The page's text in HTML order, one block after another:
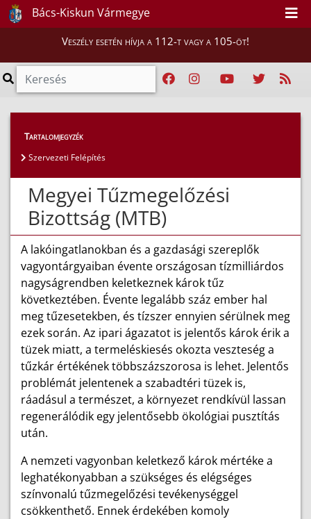
Bács-Kiskun Vármegye
Veszély esetén hívja a 112-t vagy a 105-öt!
Magunkról
Tartalomjegyzék
Szervezeti Felépítés
Megyei Tűzmegelőzési
Bizottság (MTB)
A lakóingatlanokban és a gazdasági szereplők
vagyontárgyaiban évente országosan tízmilliárdos
nagyságrendben keletkeznek károk tűz
következtében. Évente legalább száz ember hal
meg tűzesetekben, és tízszer ennyien sérülnek meg
ezek során. Az ipari ágazatot is jelentős károk érik a
tüzek miatt, a termeléskiesés okozta veszteség a
tűzkár értékének többszázszorosa is lehet. Jelentős
problémát jelentenek a szabadtéri tüzek is,
ráadásul a természet, a környezet rendkívül lassan
regenerálódik egy jelentősebb ökológiai pusztítás
után.
A nemzeti vagyonban keletkező károk mértéke a
leghatékonyabban a szükséges és elégséges
színvonalú tűzmegelőzési tevékenységgel
csökkenthető. Ennek érdekében komoly